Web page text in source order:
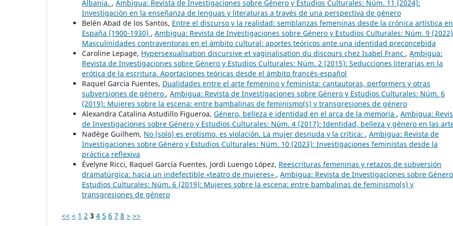
Albania. , Ambigua: Revista de Investigaciones sobre Género y Estudios Culturales: Núm. 11 (2024):
Investigación en la enseñanza de lenguas y literaturas a través de una perspectiva de género
Belén Abad de los Santos, Entre el discurso y la realidad: semblanzas femeninas desde la crónica artística en
España (1900-1930) , Ambigua: Revista de Investigaciones sobre Género y Estudios Culturales: Núm. 9
Masculinidades contraventoras en el ámbito cultural: aportes teóricos ante una identidad preconcebida
Caroline Lepage, Hypersexualisation discursive et vaginalisation du discours chez Isabel Franc , Ambigua:
Revista de Investigaciones sobre Género y Estudios Culturales: Núm. 2 (2015): Seducciones literarias en la
erótica de la escritura. Aportaciones teóricas desde el ámbito francés-español
Raquel García Fuentes, Dualidades entre el arte femenino y feminista: cantautoras, performers y otras
subversiones de género , Ambigua: Revista de Investigaciones sobre Género y Estudios Culturales: Núm. 6
(2019): Mujeres sobre la escena: entre bambalinas de feminismo(s) y transgresiones de género
Alexandra Catalina Astudillo Figueroa, Género, belleza e identidad en el arca de la memoria , Ambigua:
de Investigaciones sobre Género y Estudios Culturales: Núm. 4 (2017): Identidad, belleza y género en las
Nadège Guilhem, No (solo) es erotismo, es violación. La mujer desnuda y la crítica: , Ambigua: Revista de
Investigaciones sobre Género y Estudios Culturales: Núm. 10 (2023): Investigaciones feministas desde la
práctica reflexiva
Évelyne Ricci, Raquel García Fuentes, Jordi Luengo López, Reescrituras femeninas y retazos de subversión
dramatúrgica: hacia un indefectible «teatro de mujeres» , Ambigua: Revista de Investigaciones sobre
Estudios Culturales: Núm. 6 (2019): Mujeres sobre la escena: entre bambalinas de feminismo(s) y
transgresiones de género
<< < 1 2 3 4 5 6 7 8 > >>